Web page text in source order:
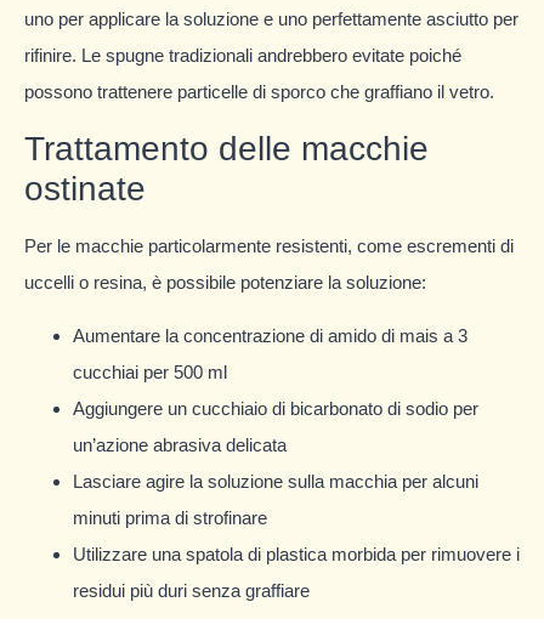
uno per applicare la soluzione e uno perfettamente asciutto per
rifinire. Le spugne tradizionali andrebbero evitate poiché
possono trattenere particelle di sporco che graffiano il vetro.
Trattamento delle macchie
ostinate
Per le macchie particolarmente resistenti, come escrementi di
uccelli o resina, è possibile potenziare la soluzione:
Aumentare la concentrazione di amido di mais a 3
cucchiai per 500 ml
Aggiungere un cucchiaio di bicarbonato di sodio per
un’azione abrasiva delicata
Lasciare agire la soluzione sulla macchia per alcuni
minuti prima di strofinare
Utilizzare una spatola di plastica morbida per rimuovere i
residui più duri senza graffiare